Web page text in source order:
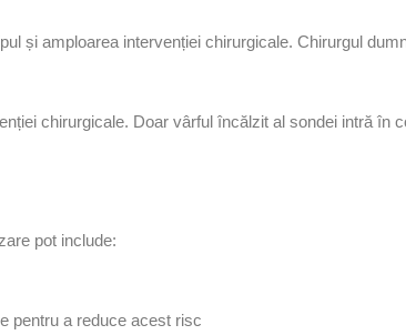
și amploarea intervenției chirurgicale. Chirurgul
chirurgicale. Doar vârful încălzit al sondei intră în
pot include:
pentru a reduce acest risc